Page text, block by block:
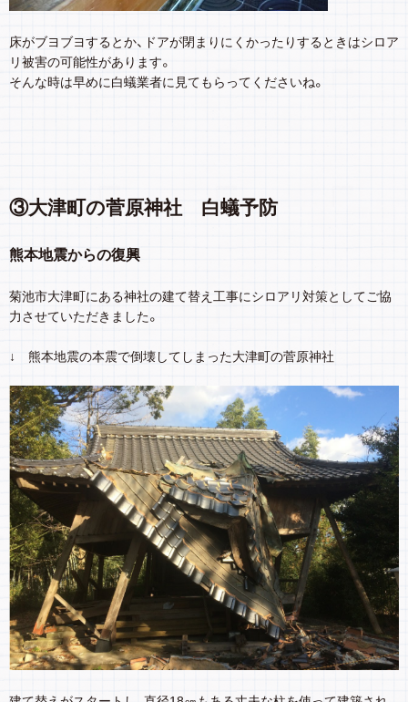
床がブヨブヨするとか、ドアが閉まりにくかったりするときはシロア
リ被害の可能性があります。
そんな時は早めに白蟻業者に見てもらってくださいね。
③大津町の菅原神社 白蟻予防
熊本地震からの復興
菊池市大津町にある神社の建て替え工事にシロアリ対策としてご協
力させていただきました。
↓ 熊本地震の本震で倒壊してしまった大津町の菅原神社